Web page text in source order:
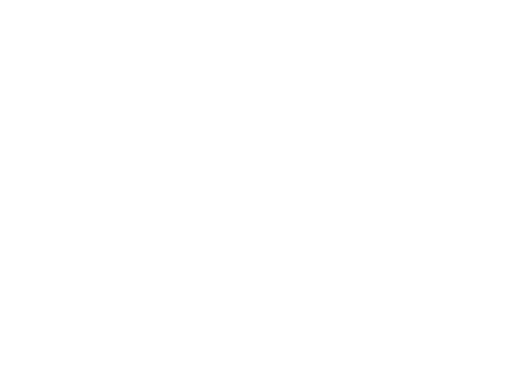
gdzie ukończyła kierunki
Press Corps.